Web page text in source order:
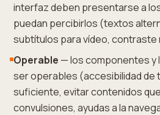
interfaz deben presentarse a
puedan percibirlos (textos
subtítulos para vídeo, contraste
Operable — los componentes y
ser operables (accesibilidad de
suficiente, evitar contenidos
convulsiones, ayudas a la